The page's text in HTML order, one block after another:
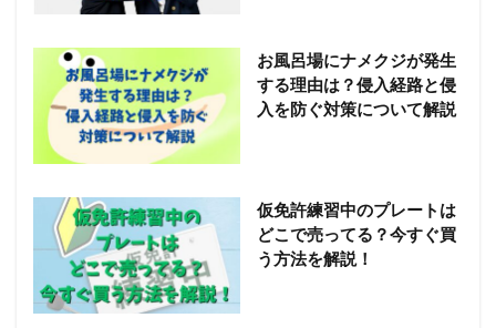
お風呂場にナメクジが発生
する理由は？侵入経路と侵
入を防ぐ対策について解説
仮免許練習中のプレートは
どこで売ってる？今すぐ買
う方法を解説！